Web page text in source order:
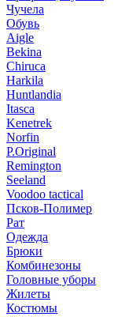
Чучела
Обувь
Aigle
Bekina
Chiruсa
Harkila
Huntlandia
Itasca
Kenetrek
Norfin
P.Original
Remington
Seeland
Voodoo tactical
Псков-Полимер
Рат
Одежда
Брюки
Комбинезоны
Головные уборы
Жилеты
Костюмы